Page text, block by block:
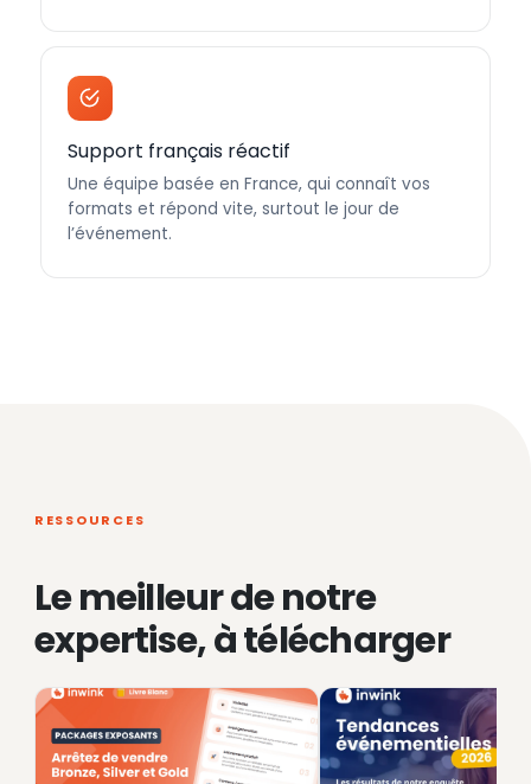
Support français réactif
Une équipe basée en France, qui connaît vos
formats et répond vite, surtout le jour de
l’événement.
RESSOURCES
Le meilleur de notre
expertise, à télécharger